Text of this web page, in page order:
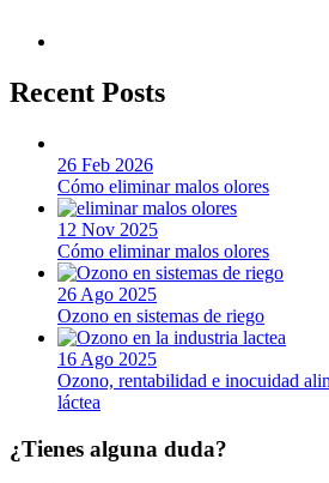
Recent Posts
26 Feb 2026
Cómo eliminar malos olores
12 Nov 2025
Cómo eliminar malos olores
26 Ago 2025
Ozono en sistemas de riego
16 Ago 2025
Ozono, rentabilidad e inocuidad
láctea
¿Tienes alguna duda?